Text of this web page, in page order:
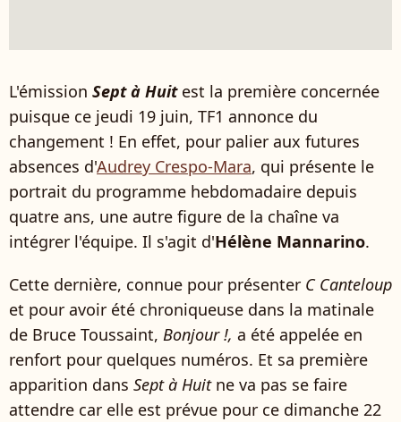
L'émission Sept à Huitest la première concernée
puisque ce jeudi 19 juin, TF1 annonce du
changement ! En effet, pour palier aux futures
absences d'Audrey Crespo-Mara, qui présente le
portrait du programme hebdomadaire depuis
quatre ans, une autre figure de la chaîne va
intégrer l'équipe. Il s'agit d'Hélène Mannarino.
Cette dernière, connue pour présenter C Canteloup
et pour avoir été chroniqueuse dans la matinale
de Bruce Toussaint, Bonjour !, a été appelée en
renfort pour quelques numéros. Et sa première
apparition dans Sept à Huit ne va pas se faire
attendre car elle est prévue pour ce dimanche 22